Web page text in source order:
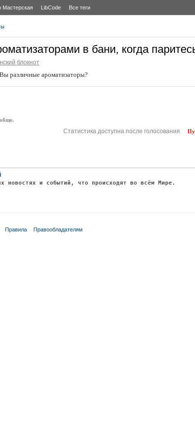
Мастерская LibCode Все теги
в бани, когда
блокнот
Вы различные ароматизаторы?
Статистика доступна после голосования
новостях и событий, что происходят во всём Мире.
Правила Правообладателям